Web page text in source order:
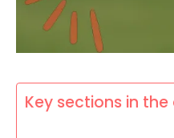
Key sections in